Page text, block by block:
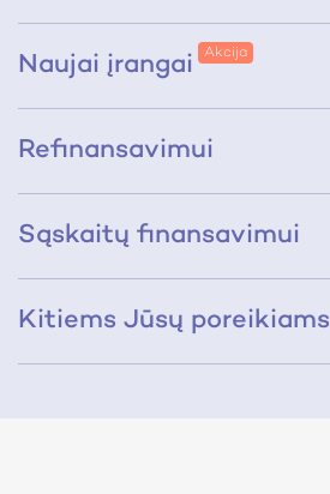
Naujai įrangai
Refinansavimui
Sąskaitų finansavimui
Kitiems Jūsų poreikiams